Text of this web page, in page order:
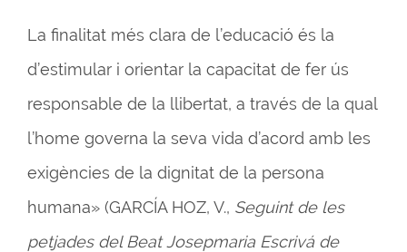
La finalitat més clara de l’educació és la
d’estimular i orientar la capacitat de fer ús
responsable de la llibertat, a través de la qual
l’home governa la seva vida d’acord amb les
exigències de la dignitat de la persona
humana» (GARCÍA HOZ, V., Seguint de les
petjades del Beat Josepmaria Escrivá de